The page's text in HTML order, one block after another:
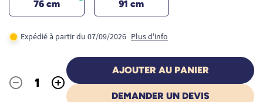
76 cm 91 cm
Expédié à partir du 07/09/2026 Plus d'info
Quantité
- +
AJOUTER AU PANIER
DEMANDER UN DEVIS